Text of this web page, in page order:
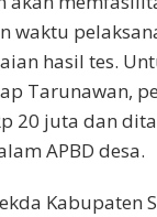
waktu
hasil tes.
Tarunawan,
20 juta dan
APBD desa.
Kabupaten